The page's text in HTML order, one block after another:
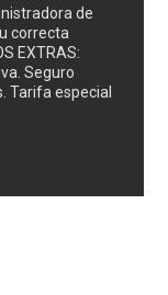
de
correcta
EXTRAS:
Seguro
Tarifa especial